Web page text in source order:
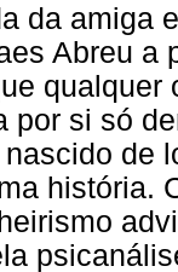
da amiga
Abreu a
qualquer
por si só
de
história.